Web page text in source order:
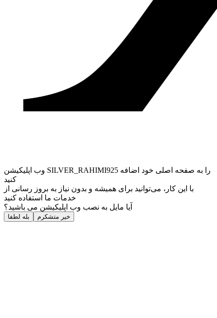
وب ‌اپلیکیشن SILVER_RAHIMI925 را به صفحه اصلی خود اضافه
کنید
با این کار، می‌توانید برای همیشه و بدون نیاز به بروز ‌رسانی از
خدمات ما استفاده کنید
آیا مایل به نصب وب اپلیکیشن می باشید؟
بله لطفا خیر متشکرم